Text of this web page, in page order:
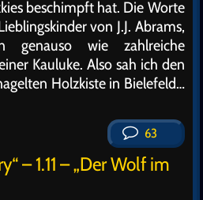
beschimpft hat. Die Worte
von J.J. Abrams,
genauso wie zahlreiche
Kauluke. Also sah ich den
Holzkiste in Bielefeld…
63
– 1.11 – „Der Wolf im